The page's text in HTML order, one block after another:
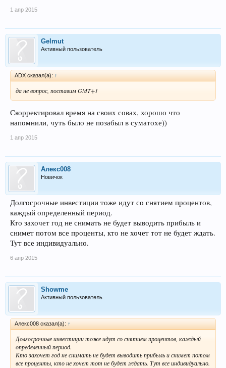
1 апр 2015
Gelmut
Активный пользователь
ADX сказал(а): ↑
да не вопрос, поставим GMT+1
Скорректировал время на своих совах, хорошо что
напомнили, чуть было не позабыл в суматохе))
1 апр 2015
Алекс008
Новичок
Долгосрочные инвестиции тоже идут со снятием процентов,
каждый определенный период.
Кто захочет год не снимать не будет выводить прибыль и
снимет потом все проценты, кто не хочет тот не будет ждать.
Тут все индивидуально.
6 апр 2015
Showme
Активный пользователь
Алекс008 сказал(а): ↑
Долгосрочные инвестиции тоже идут со снятием процентов, каждый
определенный период.
Кто захочет год не снимать не будет выводить прибыль и снимет потом
все проценты, кто не хочет тот не будет ждать. Тут все индивидуально.